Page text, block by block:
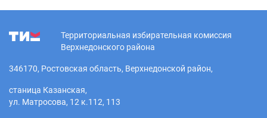
Территориальная избирательная комиссия
Верхнедонского района
346170, Ростовская область, Верхнедонской район,
станица Казанская,
ул. Матросова, 12 к.112, 113